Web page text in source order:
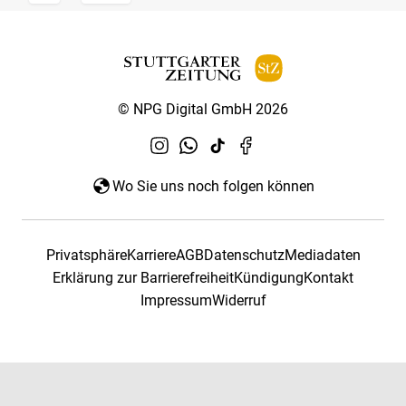
© NPG Digital GmbH 2026
Wo Sie uns noch folgen können
PrivatsphäreKarriereAGBDatenschutzMediadaten
Erklärung zur BarrierefreiheitKündigungKontakt
ImpressumWiderruf